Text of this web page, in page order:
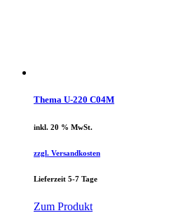
Thema U-220 C04M
inkl. 20 % MwSt.
zzgl. Versandkosten
Lieferzeit 5-7 Tage
Zum Produkt